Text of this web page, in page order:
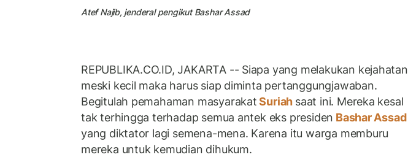
Atef Najib, jenderal pengikut Bashar Assad
REPUBLIKA.CO.ID, JAKARTA -- Siapa yang melakukan kejahatan
meski kecil maka harus siap diminta pertanggungjawaban.
Begitulah pemahaman masyarakatSuriah saat ini. Mereka kesal
tak terhingga terhadap semua antek eks presiden Bashar Assad
yang diktator lagi semena-mena. Karena itu warga memburu
mereka untuk kemudian dihukum.